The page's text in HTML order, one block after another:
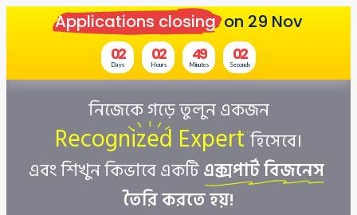
Applications closing on 29 Nov
02
Days
02
Hours
49
Minutes
02
Seconds
নিজেকে গড়ে তুলুন একজন
Recognized Expertহিসেবে।
এবং শিখুন কিভাবে একটিএক্সপার্ট বিজনেস
তৈরি করতে হয়!